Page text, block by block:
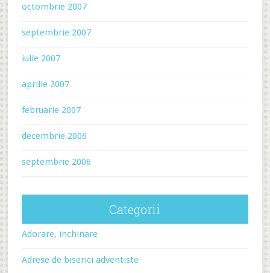
octombrie 2007
septembrie 2007
iulie 2007
aprilie 2007
februarie 2007
decembrie 2006
septembrie 2006
Categorii
Adorare, inchinare
Adrese de biserici adventiste